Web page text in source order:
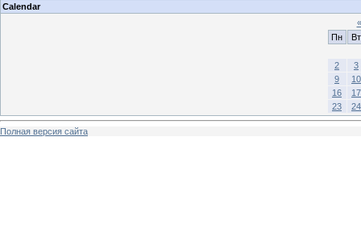
Calendar
«
Пн
Вт
2
3
9
10
16
17
23
24
Полная версия сайта